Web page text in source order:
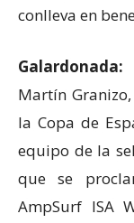
conlleva en
Martín
la Copa de
equipo de la
que se
AmpSurf ISA